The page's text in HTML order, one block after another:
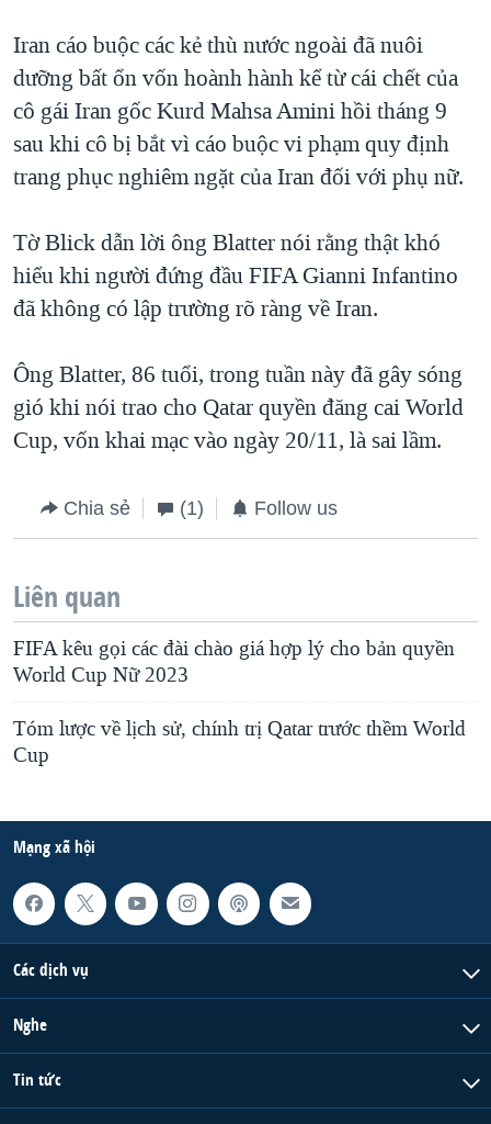
Iran cáo buộc các kẻ thù nước ngoài đã nuôi
dưỡng bất ổn vốn hoành hành kể từ cái chết của
cô gái Iran gốc Kurd Mahsa Amini hồi tháng 9
sau khi cô bị bắt vì cáo buộc vi phạm quy định
trang phục nghiêm ngặt của Iran đối với phụ nữ.
Tờ Blick dẫn lời ông Blatter nói rằng thật khó
hiểu khi người đứng đầu FIFA Gianni Infantino
đã không có lập trường rõ ràng về Iran.
Ông Blatter, 86 tuổi, trong tuần này đã gây sóng
gió khi nói trao cho Qatar quyền đăng cai World
Cup, vốn khai mạc vào ngày 20/11, là sai lầm.
Chia sẻ (1) Follow us
Liên quan
FIFA kêu gọi các đài chào giá hợp lý cho bản quyền
World Cup Nữ 2023
Tóm lược về lịch sử, chính trị Qatar trước thềm World
Cup
Mạng xã hội
Các dịch vụ
Nghe
Tin tức